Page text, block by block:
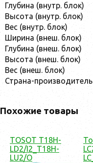
Глубина (внутр. блок)
Высота (внутр. блок)
Вес (внутр. блок)
Ширина (внеш. блок)
Глубина (внеш. блок)
Высота (внеш. блок)
Вес (внеш. блок)
Страна-производитель
Похожие товары
TOSOT T18H-
LD2/I2_T18H-
LU2/O